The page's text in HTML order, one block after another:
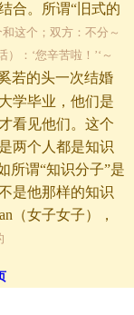
合。所谓“旧式的
这个；双方：不分～
：‘您辛苦啦！’‘～
若的头一次结婚
学毕业，他们是
看见他们。这个
两个人都是知识
所谓“知识分子”是
是他那样的知识
（女子女子），